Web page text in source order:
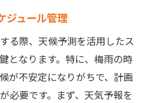
ジュール管理
る際、天候予測を活用したス
となります。特に、梅雨の時
が不安定になりがちで、計画
必要です。まず、天気予報を